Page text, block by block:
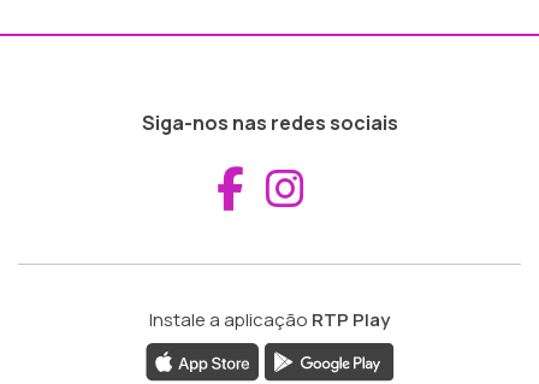
Siga-nos nas redes sociais
Aceder ao
Instale a aplicação RTP Play